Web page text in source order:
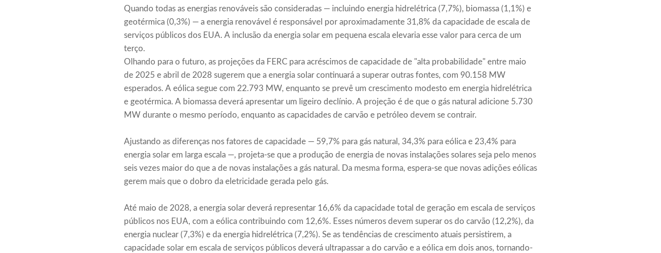
Quando todas as energias renováveis são consideradas — incluindo energia hidrelétrica (7,7%), biomassa (1,1%) e
geotérmica (0,3%) — a energia renovável é responsável por aproximadamente 31,8% da capacidade de escala de
serviços públicos dos EUA. A inclusão da energia solar em pequena escala elevaria esse valor para cerca de um
terço.
Olhando para o futuro, as projeções da FERC para acréscimos de capacidade de "alta probabilidade" entre maio
de 2025 e abril de 2028 sugerem que a energia solar continuará a superar outras fontes, com 90.158 MW
esperados. A eólica segue com 22.793 MW, enquanto se prevê um crescimento modesto em energia hidrelétrica
e geotérmica. A biomassa deverá apresentar um ligeiro declínio. A projeção é de que o gás natural adicione 5.730
MW durante o mesmo período, enquanto as capacidades de carvão e petróleo devem se contrair.
Ajustando as diferenças nos fatores de capacidade — 59,7% para gás natural, 34,3% para eólica e 23,4% para
energia solar em larga escala —, projeta-se que a produção de energia de novas instalações solares seja pelo menos
seis vezes maior do que a de novas instalações a gás natural. Da mesma forma, espera-se que novas adições eólicas
gerem mais que o dobro da eletricidade gerada pelo gás.
Até maio de 2028, a energia solar deverá representar 16,6% da capacidade total de geração em escala de serviços
públicos nos EUA, com a eólica contribuindo com 12,6%. Esses números devem superar os do carvão (12,2%), da
energia nuclear (7,3%) e da energia hidrelétrica (7,2%). Se as tendências de crescimento atuais persistirem, a
capacidade solar em escala de serviços públicos deverá ultrapassar a do carvão e a eólica em dois anos, tornando-